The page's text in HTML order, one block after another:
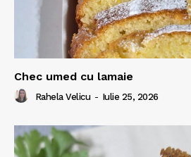
Chec umed cu lamaie
Rahela Velicu - Iulie 25, 2026